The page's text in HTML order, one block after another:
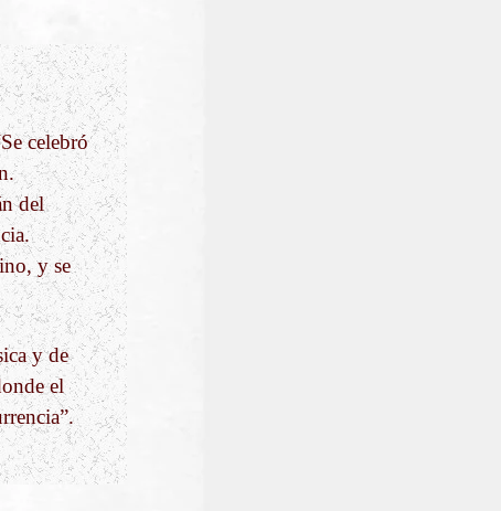
celebró
del
y se
y de
el